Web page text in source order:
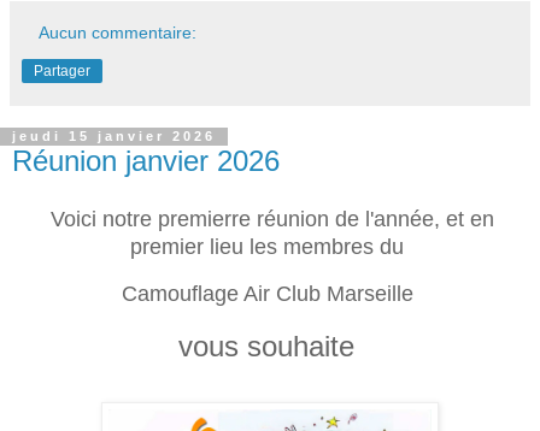
Aucun commentaire:
Partager
jeudi 15 janvier 2026
Réunion janvier 2026
Voici notre premierre réunion de l'année, et en
premier lieu les membres du
Camouflage Air Club Marseille
vous souhaite